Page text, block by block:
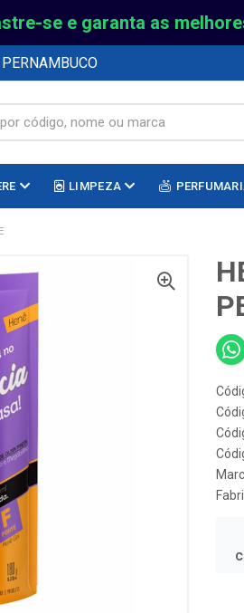
se e garanta as
LIMPEZA